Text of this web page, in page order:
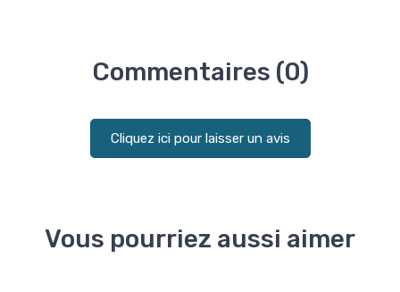
Commentaires (0)
Cliquez ici pour laisser un avis
Vous pourriez aussi aimer